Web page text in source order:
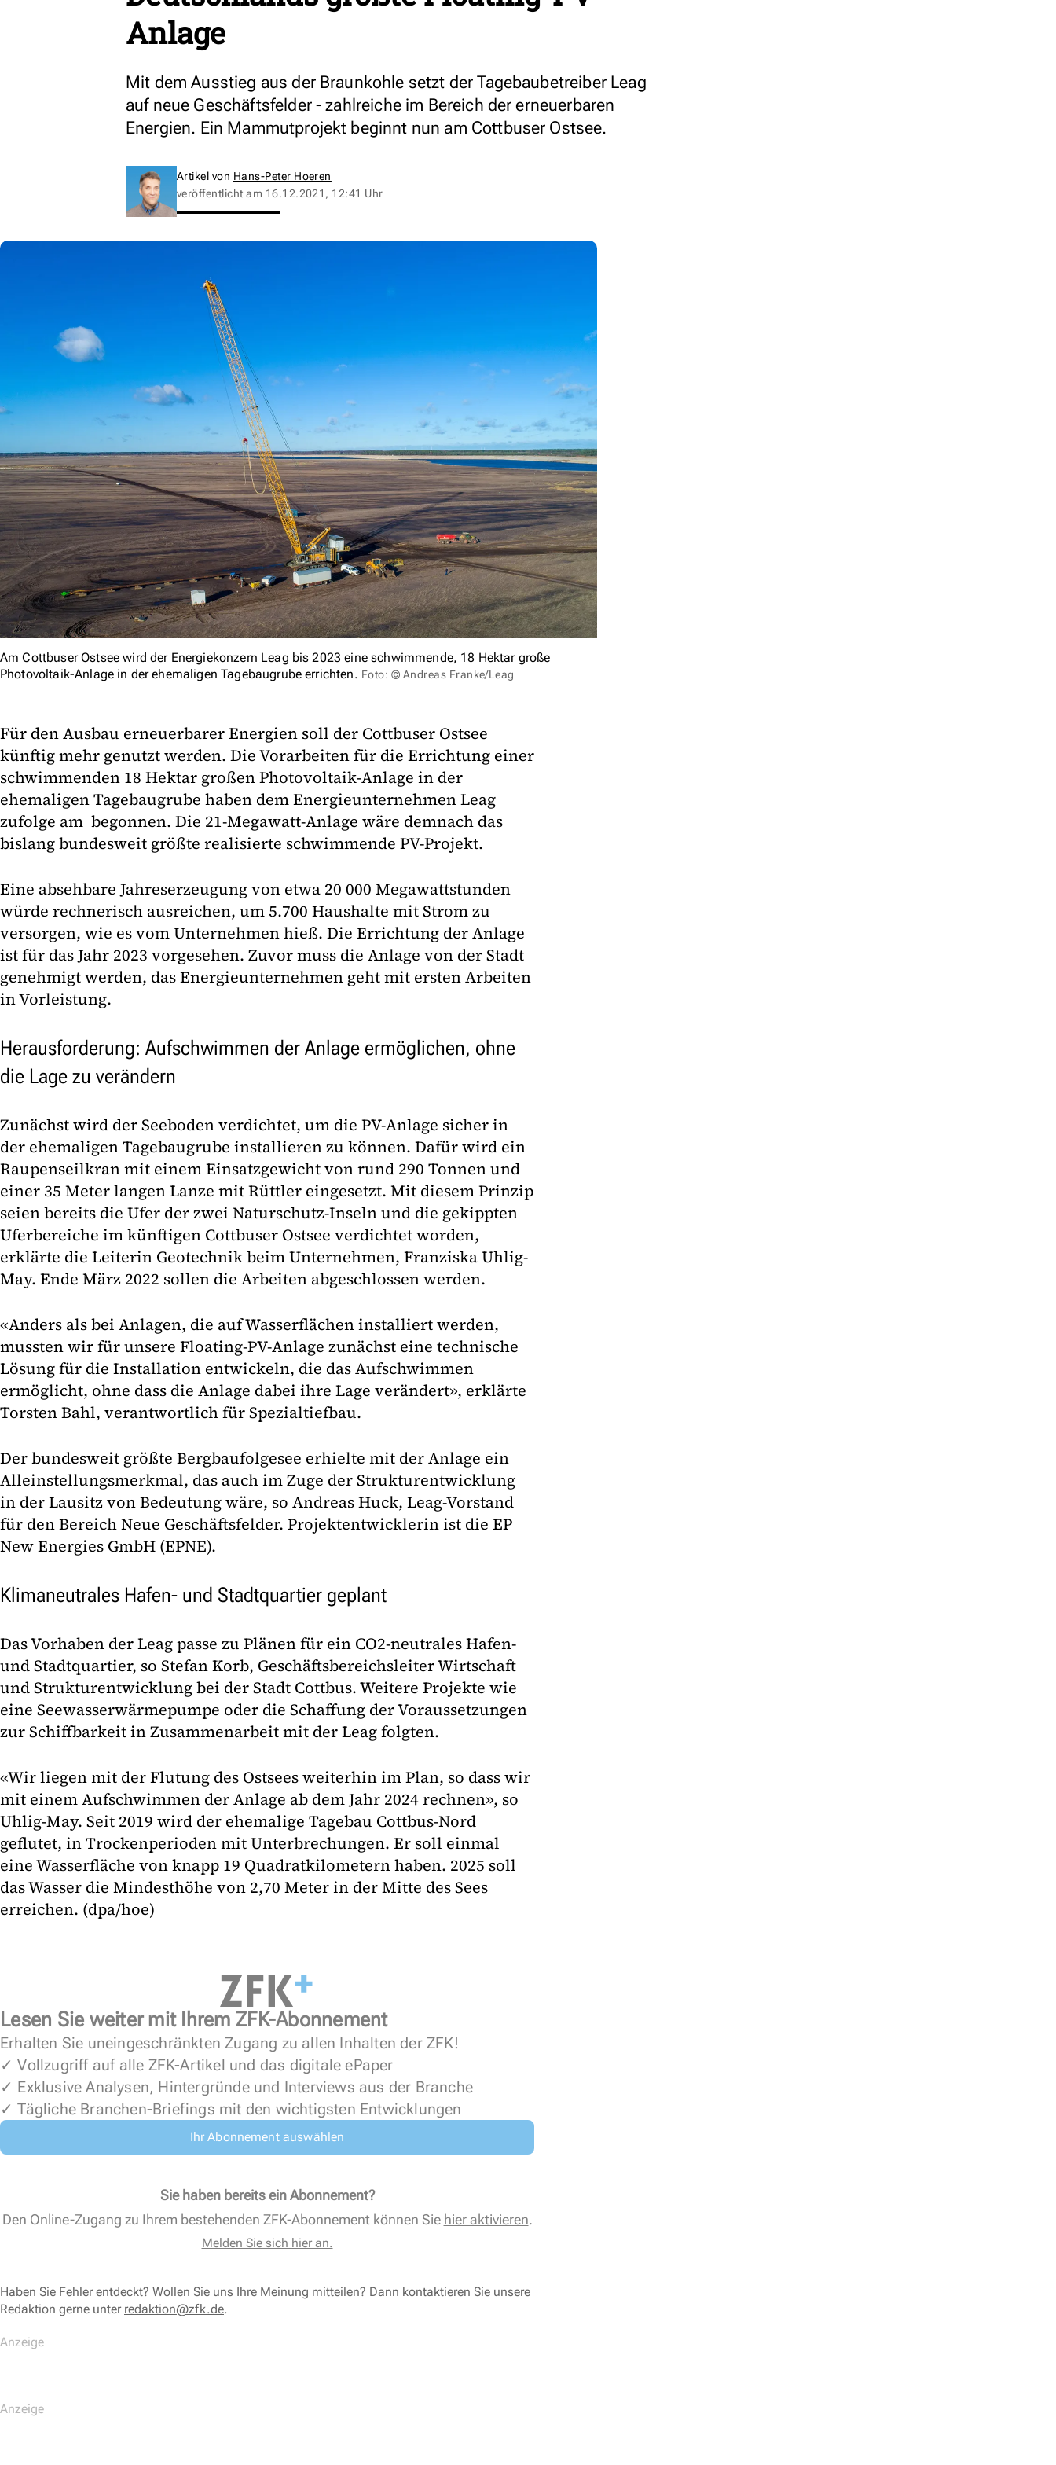
Anlage
Mit dem Ausstieg aus der Braunkohle setzt der Tagebaubetreiber Leag
auf neue Geschäftsfelder - zahlreiche im Bereich der erneuerbaren
Energien. Ein Mammutprojekt beginnt nun am Cottbuser Ostsee.
Artikel von Hans-Peter Hoeren
veröffentlicht am 16.12.2021, 12:41 Uhr
Am Cottbuser Ostsee wird der Energiekonzern Leag bis 2023 eine schwimmende, 18 Hektar große
Photovoltaik-Anlage in der ehemaligen Tagebaugrube errichten. Foto: © Andreas Franke/Leag
Für den Ausbau erneuerbarer Energien soll der Cottbuser Ostsee
künftig mehr genutzt werden. Die Vorarbeiten für die Errichtung einer
schwimmenden 18 Hektar großen Photovoltaik-Anlage in der
ehemaligen Tagebaugrube haben dem Energieunternehmen Leag
zufolge am begonnen. Die 21-Megawatt-Anlage wäre demnach das
bislang bundesweit größte realisierte schwimmende PV-Projekt.
Eine absehbare Jahreserzeugung von etwa 20 000 Megawattstunden
würde rechnerisch ausreichen, um 5.700 Haushalte mit Strom zu
versorgen, wie es vom Unternehmen hieß. Die Errichtung der Anlage
ist für das Jahr 2023 vorgesehen. Zuvor muss die Anlage von der Stadt
genehmigt werden, das Energieunternehmen geht mit ersten Arbeiten
in Vorleistung.
Herausforderung: Aufschwimmen der Anlage ermöglichen, ohne
die Lage zu verändern
Zunächst wird der Seeboden verdichtet, um die PV-Anlage sicher in
der ehemaligen Tagebaugrube installieren zu können. Dafür wird ein
Raupenseilkran mit einem Einsatzgewicht von rund 290 Tonnen und
einer 35 Meter langen Lanze mit Rüttler eingesetzt. Mit diesem Prinzip
seien bereits die Ufer der zwei Naturschutz-Inseln und die gekippten
Uferbereiche im künftigen Cottbuser Ostsee verdichtet worden,
erklärte die Leiterin Geotechnik beim Unternehmen, Franziska Uhlig-
May. Ende März 2022 sollen die Arbeiten abgeschlossen werden.
«Anders als bei Anlagen, die auf Wasserflächen installiert werden,
mussten wir für unsere Floating-PV-Anlage zunächst eine technische
Lösung für die Installation entwickeln, die das Aufschwimmen
ermöglicht, ohne dass die Anlage dabei ihre Lage verändert», erklärte
Torsten Bahl, verantwortlich für Spezialtiefbau.
Der bundesweit größte Bergbaufolgesee erhielte mit der Anlage ein
Alleinstellungsmerkmal, das auch im Zuge der Strukturentwicklung
in der Lausitz von Bedeutung wäre, so Andreas Huck, Leag-Vorstand
für den Bereich Neue Geschäftsfelder. Projektentwicklerin ist die EP
New Energies GmbH (EPNE).
Klimaneutrales Hafen- und Stadtquartier geplant
Das Vorhaben der Leag passe zu Plänen für ein CO2-neutrales Hafen-
und Stadtquartier, so Stefan Korb, Geschäftsbereichsleiter Wirtschaft
und Strukturentwicklung bei der Stadt Cottbus. Weitere Projekte wie
eine Seewasserwärmepumpe oder die Schaffung der Voraussetzungen
zur Schiffbarkeit in Zusammenarbeit mit der Leag folgten.
«Wir liegen mit der Flutung des Ostsees weiterhin im Plan, so dass wir
mit einem Aufschwimmen der Anlage ab dem Jahr 2024 rechnen», so
Uhlig-May. Seit 2019 wird der ehemalige Tagebau Cottbus-Nord
geflutet, in Trockenperioden mit Unterbrechungen. Er soll einmal
eine Wasserfläche von knapp 19 Quadratkilometern haben. 2025 soll
das Wasser die Mindesthöhe von 2,70 Meter in der Mitte des Sees
erreichen. (dpa/hoe)
Lesen Sie weiter mit Ihrem ZFK-Abonnement
Erhalten Sie uneingeschränkten Zugang zu allen Inhalten der ZFK!
✓ Vollzugriff auf alle ZFK-Artikel und das digitale ePaper
✓ Exklusive Analysen, Hintergründe und Interviews aus der Branche
✓ Tägliche Branchen-Briefings mit den wichtigsten Entwicklungen
Ihr Abonnement auswählen
Sie haben bereits ein Abonnement?
Den Online-Zugang zu Ihrem bestehenden ZFK-Abonnement können Sie hier aktivieren.
Melden Sie sich hier an.
Haben Sie Fehler entdeckt? Wollen Sie uns Ihre Meinung mitteilen? Dann kontaktieren Sie unsere
Redaktion gerne unter redaktion@zfk.de.